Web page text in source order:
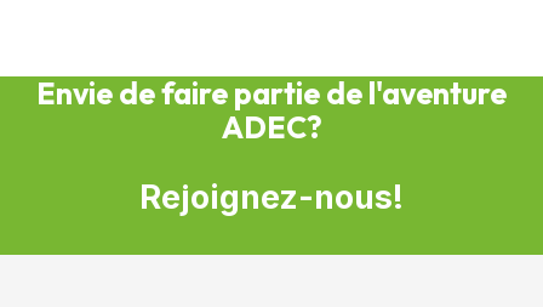
Envie de faire partie de l'aventure
ADEC?
Rejoignez-nous!